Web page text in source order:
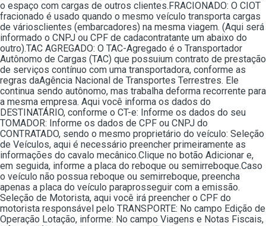
o espaço com cargas de outros clientes.FRACIONADO: O CIOT
fracionado é usado quando o mesmo veículo transporta cargas
de váriosclientes (embarcadores) na mesma viagem. (Aqui será
informado o CNPJ ou CPF de cadacontratante um abaixo do
outro).TAC AGREGADO: O TAC-Agregado é o Transportador
Autônomo de Cargas (TAC) que possuium contrato de prestação
de serviços contínuo com uma transportadora, conforme as
regras daAgência Nacional de Transportes Terrestres. Ele
continua sendo autônomo, mas trabalha deforma recorrente para
a mesma empresa. Aqui você informa os dados do
DESTINATÁRIO, conforme o CT-e: Informe os dados do seu
TOMADOR: Informe os dados de CPF ou CNPJ do
CONTRATADO, sendo o mesmo proprietário do veículo: Seleção
de Veículos, aqui é necessário preencher primeiramente as
informações do cavalo mecânico.Clique no botão Adicionar e,
em seguida, informe a placa do reboque ou semirreboque.Caso
o veículo não possua reboque ou semirreboque, preencha
apenas a placa do veículo paraprosseguir com a emissão.
Seleção de Motorista, aqui você irá preencher o CPF do
motorista responsável pelo TRANSPORTE: No campo Edição de
Operação Lotação, informe: No campo Viagens e Notas Fiscais,